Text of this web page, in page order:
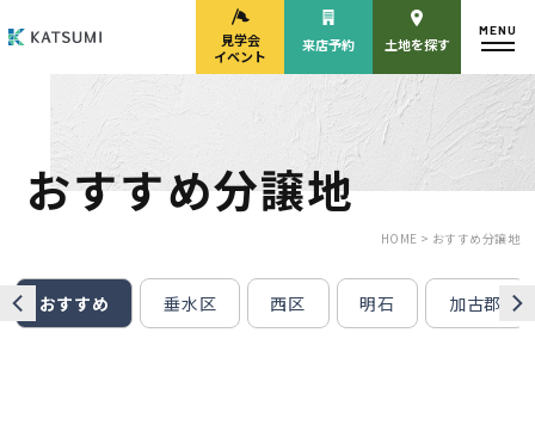
モデルハウス
来場予約
見学会・
イベント来場予約
見学会
イベント
来店予約 土地を探す
MENU
おすすめ分譲地
HOME > おすすめ分譲地
おすすめ 垂水区 西区 明石 加古郡